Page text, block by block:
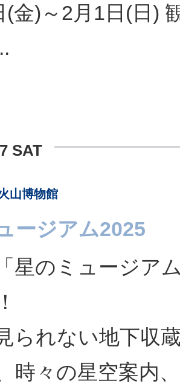
(金)～2月1日(日)
SAT
山博物館
ージアム2025
星のミュージア
られない地下収
時々の星空案内